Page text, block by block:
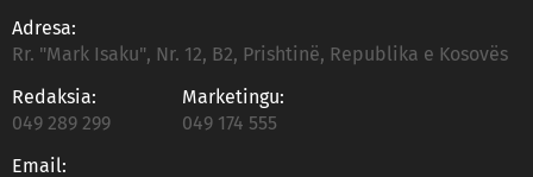
Adresa:
Rr. "Mark Isaku", Nr. 12, B2, Prishtinë, Republika e Kosovës
Redaksia:
049 289 299
Marketingu:
049 174 555
Email: